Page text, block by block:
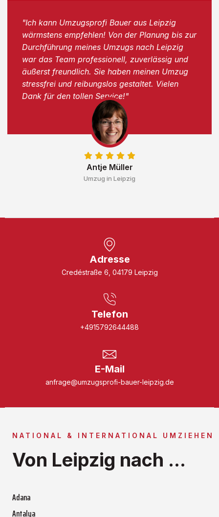
Antje Müller
Umzug in Leipzig
"Ich kann Umzugsprofi Bauer aus Leipzig
wärmstens empfehlen! Von der Planung bis zur
Durchführung meines Umzugs nach Leipzig
war das Team professionell, zuverlässig und
äußerst freundlich. Sie haben meinen Umzug
stressfrei und reibungslos gestaltet. Vielen
Dank für den tollen Service!"
Adresse
Credéstraße 6, 04179 Leipzig
Telefon
+4915792644488
E-Mail
anfrage@umzugsprofi-bauer-leipzig.de
NATIONAL & INTERNATIONAL UMZIEHEN
Von Leipzig nach ...
Adana
Antalya